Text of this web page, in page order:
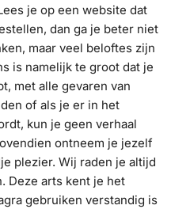
je op een website dat
dan ga je beter niet
maar veel beloftes zijn
is namelijk te groot dat je
met alle gevaren van
of als je er in het
kun je geen verhaal
ontneem je jezelf
plezier. Wij raden je altijd
Deze arts kent je het
gebruiken verstandig is